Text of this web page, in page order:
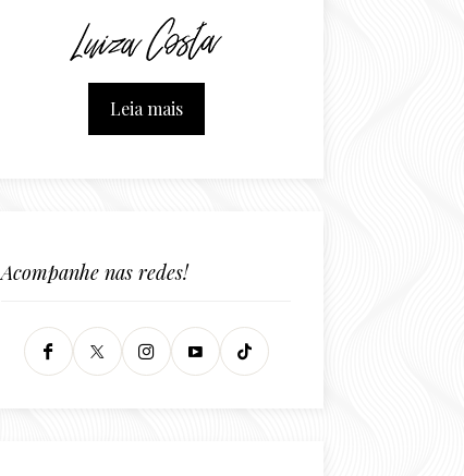
Leia mais
Acompanhe nas redes!